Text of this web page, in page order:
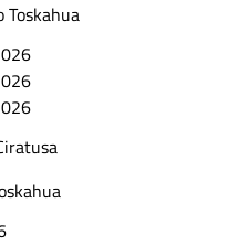
Toskahua